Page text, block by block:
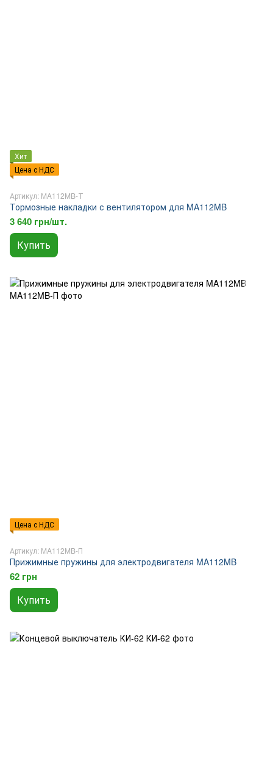
Хит
Цена с НДС
Артикул: MA112MB-Т
Тормозные накладки с вентилятором для MA112MB
3 640 грн/шт.
Купить
Цена с НДС
Артикул: MA112MB-П
Прижимные пружины для электродвигателя MA112MB
62 грн
Купить